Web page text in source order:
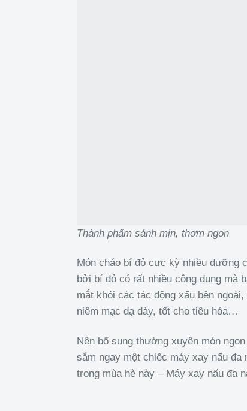
Thành phẩm sánh mịn, thơm ngon
Món cháo bí đỏ cực kỳ nhiều dưỡng
bởi bí đỏ có rất nhiều công dụng mà
mắt khỏi các tác động xấu bên
niêm mạc dạ dày, tốt cho tiêu hóa…
Nên bổ sung thường xuyên món
sắm ngay một chiếc máy xay nấu
trong mùa hè này – Máy xay nấu đa